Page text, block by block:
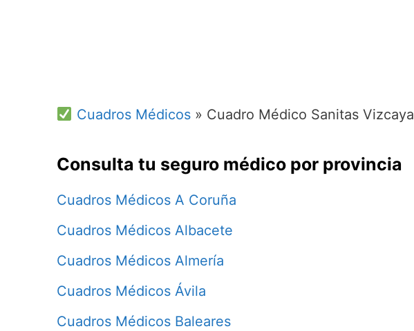
Cuadros Médicos» Cuadro Médico Sanitas Vizcaya
Consulta tu seguro médico por provincia
Cuadros Médicos A Coruña
Cuadros Médicos Albacete
Cuadros Médicos Almería
Cuadros Médicos Ávila
Cuadros Médicos Baleares